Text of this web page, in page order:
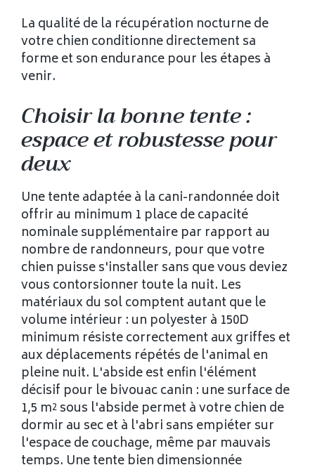
La qualité de la récupération nocturne de
votre chien conditionne directement sa
forme et son endurance pour les étapes à
venir.
Choisir la bonne tente :
espace et robustesse pour
deux
Une tente adaptée à la cani-randonnée doit
offrir au minimum 1 place de capacité
nominale supplémentaire par rapport au
nombre de randonneurs, pour que votre
chien puisse s'installer sans que vous deviez
vous contorsionner toute la nuit. Les
matériaux du sol comptent autant que le
volume intérieur : un polyester à 150D
minimum résiste correctement aux griffes et
aux déplacements répétés de l'animal en
pleine nuit. L'abside est enfin l'élément
décisif pour le bivouac canin : une surface de
1,5 m² sous l'abside permet à votre chien de
dormir au sec et à l'abri sans empiéter sur
l'espace de couchage, même par mauvais